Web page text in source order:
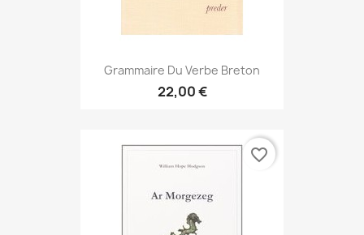
Grammaire Du Verbe Breton
22,00 €
favorite_border